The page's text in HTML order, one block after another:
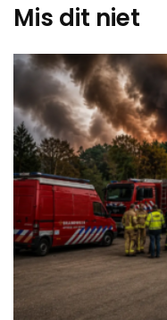
Mis dit niet